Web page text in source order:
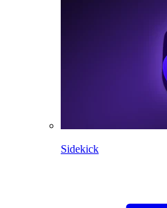
Sidekick